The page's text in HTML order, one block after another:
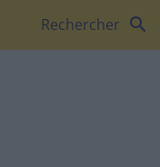
Rechercher search